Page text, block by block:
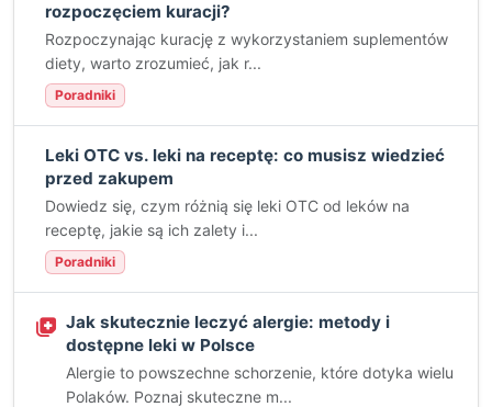
rozpoczęciem kuracji?
Rozpoczynając kurację z wykorzystaniem suplementów
diety, warto zrozumieć, jak r...
Poradniki
Leki OTC vs. leki na receptę: co musisz wiedzieć
przed zakupem
Dowiedz się, czym różnią się leki OTC od leków na
receptę, jakie są ich zalety i...
Poradniki
Jak skutecznie leczyć alergie: metody i
dostępne leki w Polsce
Alergie to powszechne schorzenie, które dotyka wielu
Polaków. Poznaj skuteczne m...